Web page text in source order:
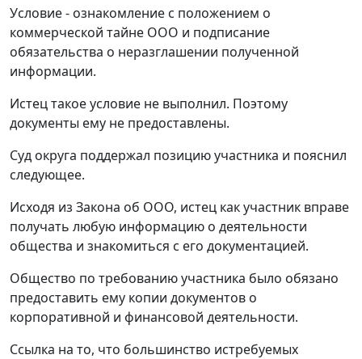
Условие - ознакомление с положением о
коммерческой тайне ООО и подписание
обязательства о неразглашении полученной
информации.
Истец такое условие не выполнил. Поэтому
документы ему не предоставлены.
Суд округа поддержал позицию участника и пояснил
следующее.
Исходя из Закона об ООО, истец как участник вправе
получать любую информацию о деятельности
общества и знакомиться с его документацией.
Общество по требованию участника было обязано
предоставить ему копии документов о
корпоративной и финансовой деятельности.
Ссылка на то, что большинство истребуемых